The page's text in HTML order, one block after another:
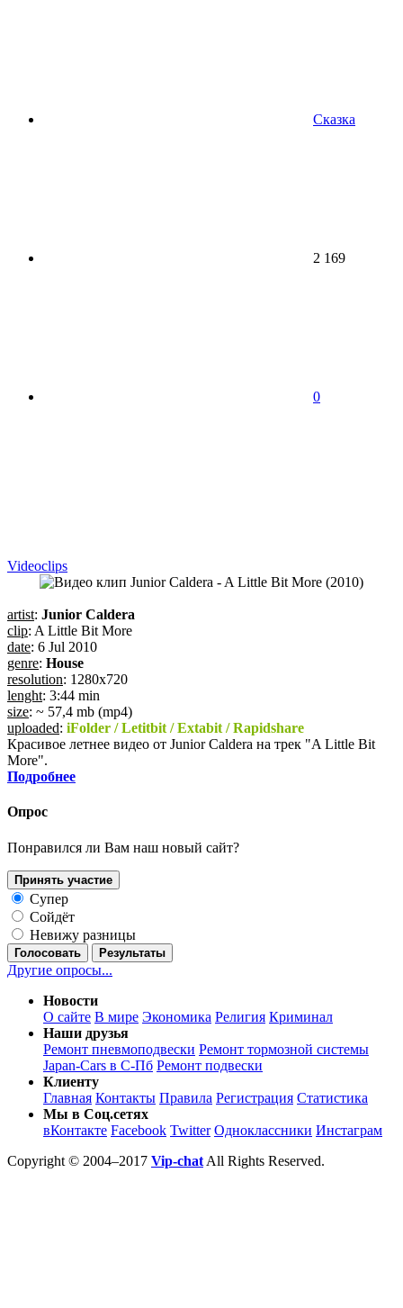
Сказка
2 169
0
Videoсlips
artist: Junior Caldera
clip: A Little Bit More
date: 6 Jul 2010
genre: House
resolution: 1280x720
lenght: 3:44 min
size: ~ 57,4 mb (mp4)
uploaded: iFolder / Letitbit / Extabit / Rapidshare
Красивое летнее видео от Junior Caldera на трек "A Little Bit
More".
Подробнее
Опрос
Понравился ли Вам наш новый сайт?
Принять участие
Супер
Сойдёт
Невижу разницы
Голосовать Результаты
Другие опросы...
Новости
О сайте В мире Экономика Религия Криминал
Наши друзья
Ремонт пневмоподвески Ремонт тормозной системы
Japan-Cars в С-Пб Ремонт подвески
Клиенту
Главная Контакты Правила Регистрация Статистика
Мы в Соц.сетях
вКонтакте Facebook Twitter Одноклассники Инстаграм
Copyright © 2004–2017 Vip-chat All Rights Reserved.